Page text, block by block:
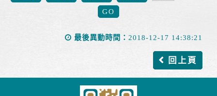
最後異動時間： 2018-12-17 14:38:21
回上頁